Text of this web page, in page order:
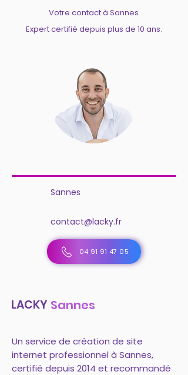
Votre contact à Sannes
Expert certifié depuis plus de 10 ans.
Sannes
contact@lacky.fr
04 91 91 47 05
LACKY Sannes
Un service de création de site
internet professionnel à Sannes,
certifié depuis 2014 et recommandé